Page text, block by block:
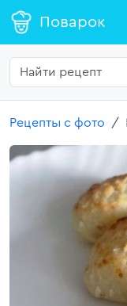
Поварок
Рецепты с фото